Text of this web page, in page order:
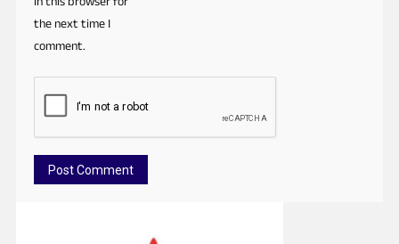
the next time I
comment.